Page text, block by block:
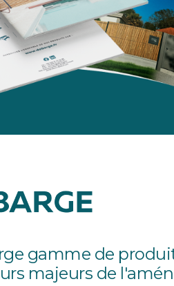
gamme de
majeurs de